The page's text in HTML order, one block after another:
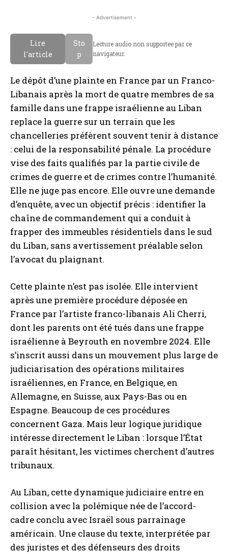
- Advertisement -
Lire
l'article
Sto
p
Lecture audio non supportee par ce
navigateur.
Le dépôt d’une plainte en France par un Franco-
Libanais après la mort de quatre membres de sa
famille dans une frappe israélienne au Liban
replace la guerre sur un terrain que les
chancelleries préfèrent souvent tenir à distance
: celui de la responsabilité pénale. La procédure
vise des faits qualifiés par la partie civile de
crimes de guerre et de crimes contre l’humanité.
Elle ne juge pas encore. Elle ouvre une demande
d’enquête, avec un objectif précis : identifier la
chaîne de commandement qui a conduit à
frapper des immeubles résidentiels dans le sud
du Liban, sans avertissement préalable selon
l’avocat du plaignant.
Cette plainte n’est pas isolée. Elle intervient
après une première procédure déposée en
France par l’artiste franco-libanais Ali Cherri,
dont les parents ont été tués dans une frappe
israélienne à Beyrouth en novembre 2024. Elle
s’inscrit aussi dans un mouvement plus large de
judiciarisation des opérations militaires
israéliennes, en France, en Belgique, en
Allemagne, en Suisse, aux Pays-Bas ou en
Espagne. Beaucoup de ces procédures
concernent Gaza. Mais leur logique juridique
intéresse directement le Liban : lorsque l’État
paraît hésitant, les victimes cherchent d’autres
tribunaux.
Au Liban, cette dynamique judiciaire entre en
collision avec la polémique née de l’accord-
cadre conclu avec Israël sous parrainage
américain. Une clause du texte, interprétée par
des juristes et des défenseurs des droits